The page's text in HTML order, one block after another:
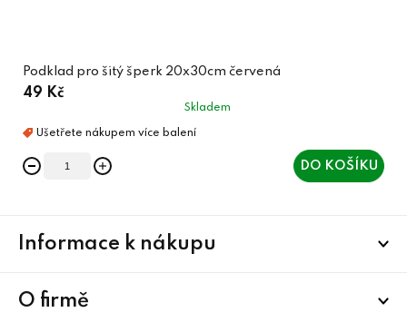
Podklad pro šitý šperk 20x30cm červená
49 Kč
Skladem
DO KOŠÍKU
Informace k nákupu
O firmě